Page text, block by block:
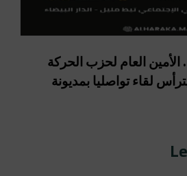
العام لحزب الحركة
لقاء تواصليا بمديونة